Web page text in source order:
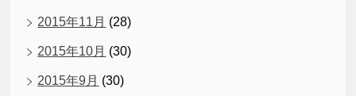
2015年11月 (28)
2015年10月 (30)
2015年9月 (30)